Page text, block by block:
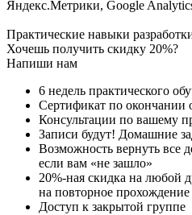
Яндекс.Метрики, Google
Практические навыки
Хочешь получить скидку 20%?
Напиши нам
6 недель практического
Сертификат по окончании
Консультации по вашему
Записи будут! Домашние
Возможность вернуть все
если вам «не зашло»
20%-ная скидка на любой
на повторное прохождение
Доступ к закрытой группе